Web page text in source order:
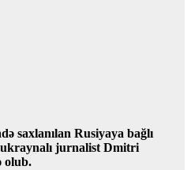
saxlanılan Rusiyaya bağlı
jurnalist Dmitri
olub.